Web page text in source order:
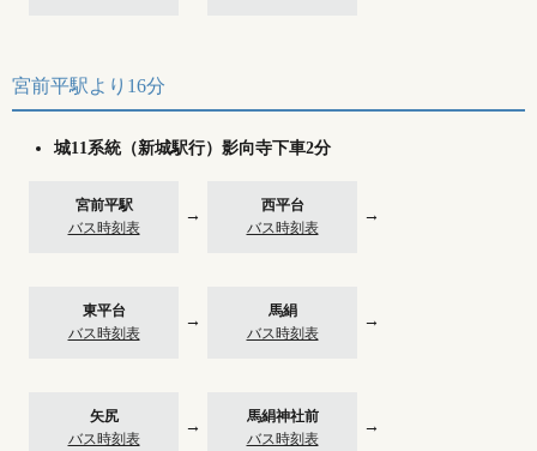
宮前平駅より16分
城11系統（新城駅行）影向寺下車2分
宮前平駅
バス時刻表
→
西平台
バス時刻表
→
東平台
バス時刻表
→
馬絹
バス時刻表
→
矢尻
バス時刻表
→
馬絹神社前
バス時刻表
→